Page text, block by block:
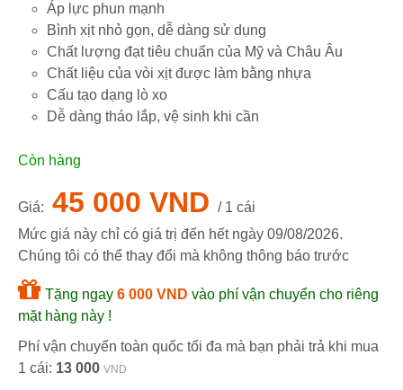
Áp lực phun mạnh
Bình xịt nhỏ gọn, dễ dàng sử dụng
Chất lượng đạt tiêu chuẩn của Mỹ và Châu Âu
Chất liệu của vòi xịt được làm bằng nhựa
Cấu tạo dạng lò xo
Dễ dàng tháo lắp, vệ sinh khi cần
Còn hàng
Giá: 45 000 VND / 1 cái
Mức giá này chỉ có giá trị đến hết ngày 09/08/2026.
Chúng tôi có thể thay đổi mà không thông báo trước
Tặng ngay 6 000 VND vào phí vận chuyển cho riêng
mặt hàng này !
Phí vận chuyển toàn quốc tối đa mà bạn phải trả khi mua
1 cái: 13 000 VND